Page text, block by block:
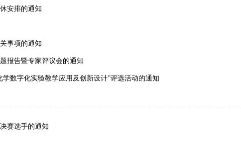
安排的通知
事项的通知
报告暨专家评议会的通知
学数字化实验教学应用及创新设计”评选活动的通知
赛选手的通知